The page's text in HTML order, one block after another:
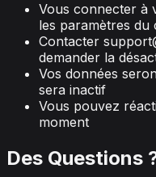
Vous connecter à
les paramètres du
Contacter
demander la
Vos données
sera inactif
Vous pouvez
moment
Des Questions